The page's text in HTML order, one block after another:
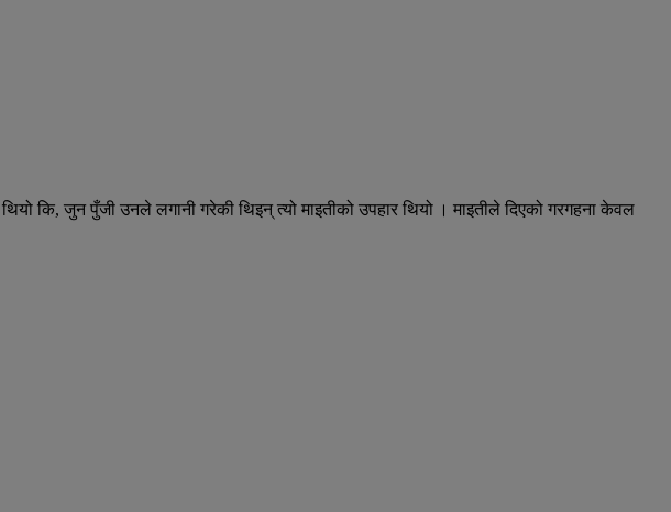
कि, जुन पुँजी उनले लगानी गरेकी थिइन् त्यो माइतीको उपहार थियो । माइतीले दिएको गरगहना केवल